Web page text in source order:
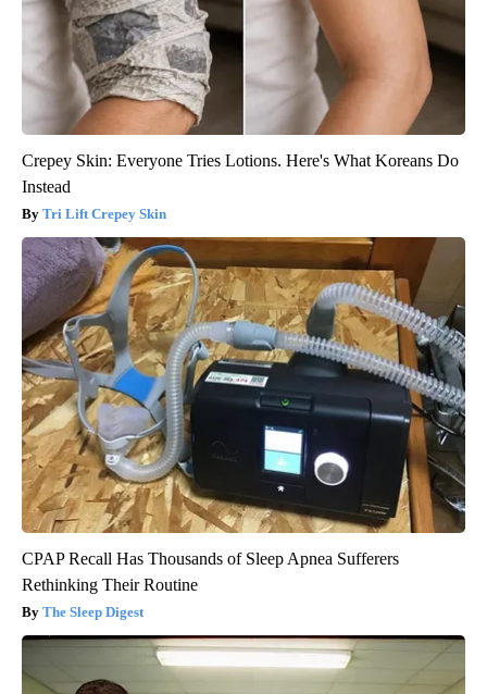
Crepey Skin: Everyone Tries Lotions. Here's What Koreans Do
Instead
Tri Lift Crepey Skin
CPAP Recall Has Thousands of Sleep Apnea Sufferers
Rethinking Their Routine
The Sleep Digest